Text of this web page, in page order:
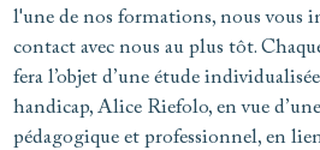
l'une de nos formations, nous vous
contact avec nous au plus tôt.
fera l’objet d’une étude
handicap, Alice Riefolo, en vue
pédagogique et professionnel, en